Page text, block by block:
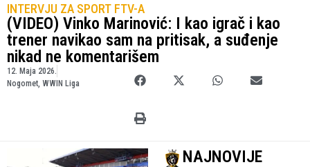
INTERVJU ZA SPORT FTV-A
(VIDEO) Vinko Marinović: I kao igrač i kao
trener navikao sam na pritisak, a suđenje
nikad ne komentarišem
12. Maja 2026.
Nogomet WWIN Liga
NAJNOVIJE